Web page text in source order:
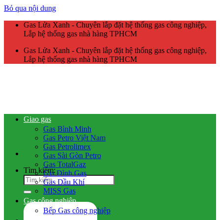
Bỏ qua nội dung
Gas Lửa Xanh - Chuyên lắp đặt hệ thống gas công nghiệp,
Lắp hệ thống gas nhà hàng TPHCM
Gas Lửa Xanh - Chuyên lắp đặt hệ thống gas công nghiệp,
Lắp hệ thống gas nhà hàng TPHCM
Tìm kiếm:
Giao gas
Gas Bình Minh
Gas Petro Việt Nam
Gas Petrolimex
Gas Sài Gòn Petro
Gas TotalGaz
Gia Đình Gas
Gas Dầu Khí
MISS Gas
Gas công nghiệp
Bếp Gas công nghiệp